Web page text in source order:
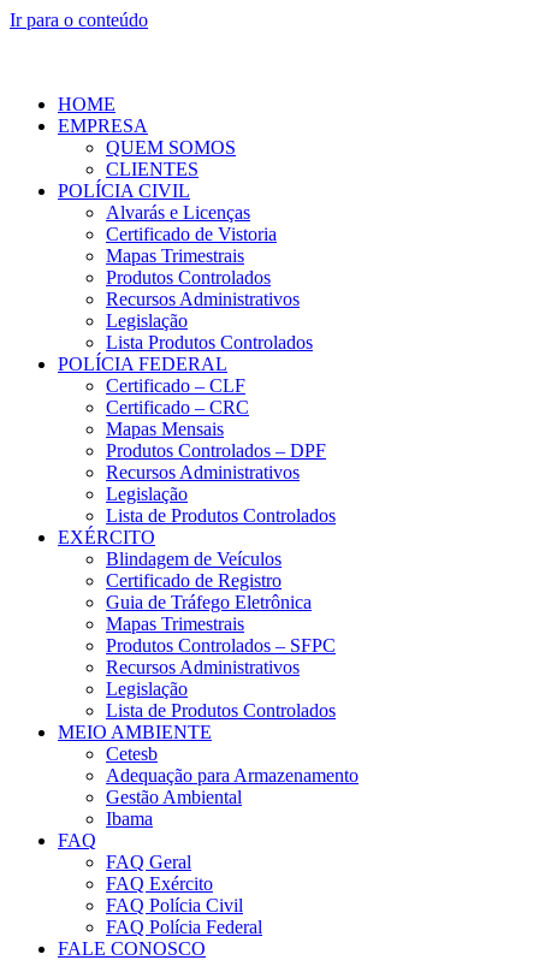
Ir para o conteúdo
HOME
EMPRESA
QUEM SOMOS
CLIENTES
POLÍCIA CIVIL
Alvarás e Licenças
Certificado de Vistoria
Mapas Trimestrais
Produtos Controlados
Recursos Administrativos
Legislação
Lista Produtos Controlados
POLÍCIA FEDERAL
Certificado – CLF
Certificado – CRC
Mapas Mensais
Produtos Controlados – DPF
Recursos Administrativos
Legislação
Lista de Produtos Controlados
EXÉRCITO
Blindagem de Veículos
Certificado de Registro
Guia de Tráfego Eletrônica
Mapas Trimestrais
Produtos Controlados – SFPC
Recursos Administrativos
Legislação
Lista de Produtos Controlados
MEIO AMBIENTE
Cetesb
Adequação para Armazenamento
Gestão Ambiental
Ibama
FAQ
FAQ Geral
FAQ Exército
FAQ Polícia Civil
FAQ Polícia Federal
FALE CONOSCO